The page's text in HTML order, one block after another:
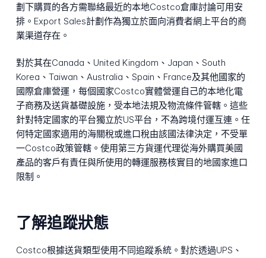
劃下購買的各方需聯絡最近的本地Costco倉庫討論可用安
排。Export Sales計劃作為獨立於面向消費者網上平台的商
業渠道存在。
對於其在Canada、United Kingdom、Japan、South
Korea、Taiwan、Australia、Spain、France及其他國家的
國際倉庫營運，每個國家Costco實體營運自己的本地化電
子商務及送貨基礎設施，受本地法規及物流條件管轄。這些
針對特定國家的平台獨立於US平台，不為跨境付運互連。任
何特定國家適用的海關稅或進口稅由該國法律決定，不受單
一Costco政策管轄。使用第三方貨運代理從海外購買美國
產品的客戶有責任與所使用的轉運服務核實目的地國家進口
限制。
了解追蹤狀態
Costco根據送貨類型使用不同追蹤系統。對於透過UPS、